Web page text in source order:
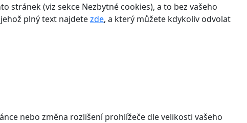
stránek (viz sekce Nezbytné cookies), a to bez vašeho
plný text najdetezde, a který můžete kdykoliv odvolat
nebo změna rozlišení prohlížeče dle velikosti vašeho